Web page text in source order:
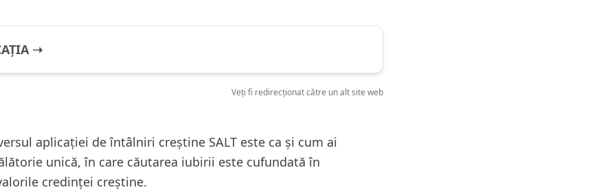
➝
Veți fi redirecționat către un alt site web
aplicației de întâlniri creștine SALT este ca și cum ai
unică, în care căutarea iubirii este cufundată în
credinței creștine.